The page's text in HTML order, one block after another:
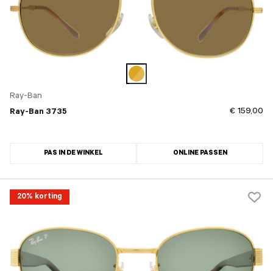
Ray-Ban
Ray-Ban 3735
€ 159,00
PAS IN DE WINKEL ONLINE PASSEN
20% korting